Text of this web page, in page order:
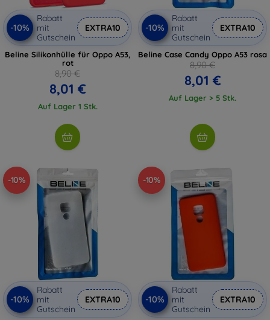
-10%
Rabatt
mit
Gutschein
EXTRA10
Beline Silikonhülle für Oppo A53,
rot
8,90 €
8,01 €
Auf Lager 1 Stk.
-10%
Rabatt
mit
Gutschein
EXTRA10
Beline Case Candy Oppo A53 rosa
8,90 €
8,01 €
Auf Lager > 5 Stk.
-10%
-10%
Rabatt
mit
Gutschein
EXTRA10
-10%
-10%
Rabatt
mit
Gutschein
EXTRA10